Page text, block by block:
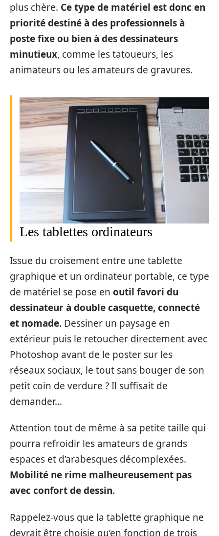
plus chère. Ce type de matériel est donc en
priorité destiné à des professionnels à
poste fixe ou bien à des dessinateurs
minutieux, comme les tatoueurs, les
animateurs ou les amateurs de gravures.
Les tablettes ordinateurs
Issue du croisement entre une tablette
graphique et un ordinateur portable, ce type
de matériel se pose en outil favori du
dessinateur à double casquette, connecté
et nomade. Dessiner un paysage en
extérieur puis le retoucher directement avec
Photoshop avant de le poster sur les
réseaux sociaux, le tout sans bouger de son
petit coin de verdure ? Il suffisait de
demander…
Attention tout de même à sa petite taille qui
pourra refroidir les amateurs de grands
espaces et d’arabesques décomplexées.
Mobilité ne rime malheureusement pas
avec confort de dessin.
Rappelez-vous que la tablette graphique ne
devrait être choisie qu’en fonction de trois